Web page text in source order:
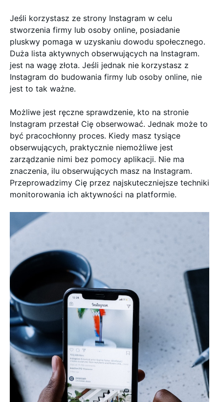
Jeśli korzystasz ze strony Instagram w celu
stworzenia firmy lub osoby online, posiadanie
pluskwy pomaga w uzyskaniu dowodu społecznego.
Duża lista aktywnych obserwujących na Instagram.
jest na wagę złota. Jeśli jednak nie korzystasz z
Instagram do budowania firmy lub osoby online, nie
jest to tak ważne.
Możliwe jest ręczne sprawdzenie, kto na stronie
Instagram przestał Cię obserwować. Jednak może to
być pracochłonny proces. Kiedy masz tysiące
obserwujących, praktycznie niemożliwe jest
zarządzanie nimi bez pomocy aplikacji. Nie ma
znaczenia, ilu obserwujących masz na Instagram.
Przeprowadzimy Cię przez najskuteczniejsze techniki
monitorowania ich aktywności na platformie.